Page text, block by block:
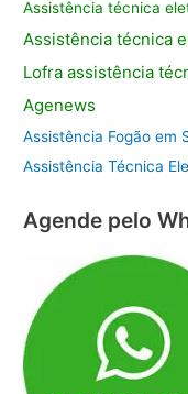
Assistência técnica
Assistência técnica
Lofra assistência
Agenews
Assistência Fogão em
Assistência Técnica
Agende pelo